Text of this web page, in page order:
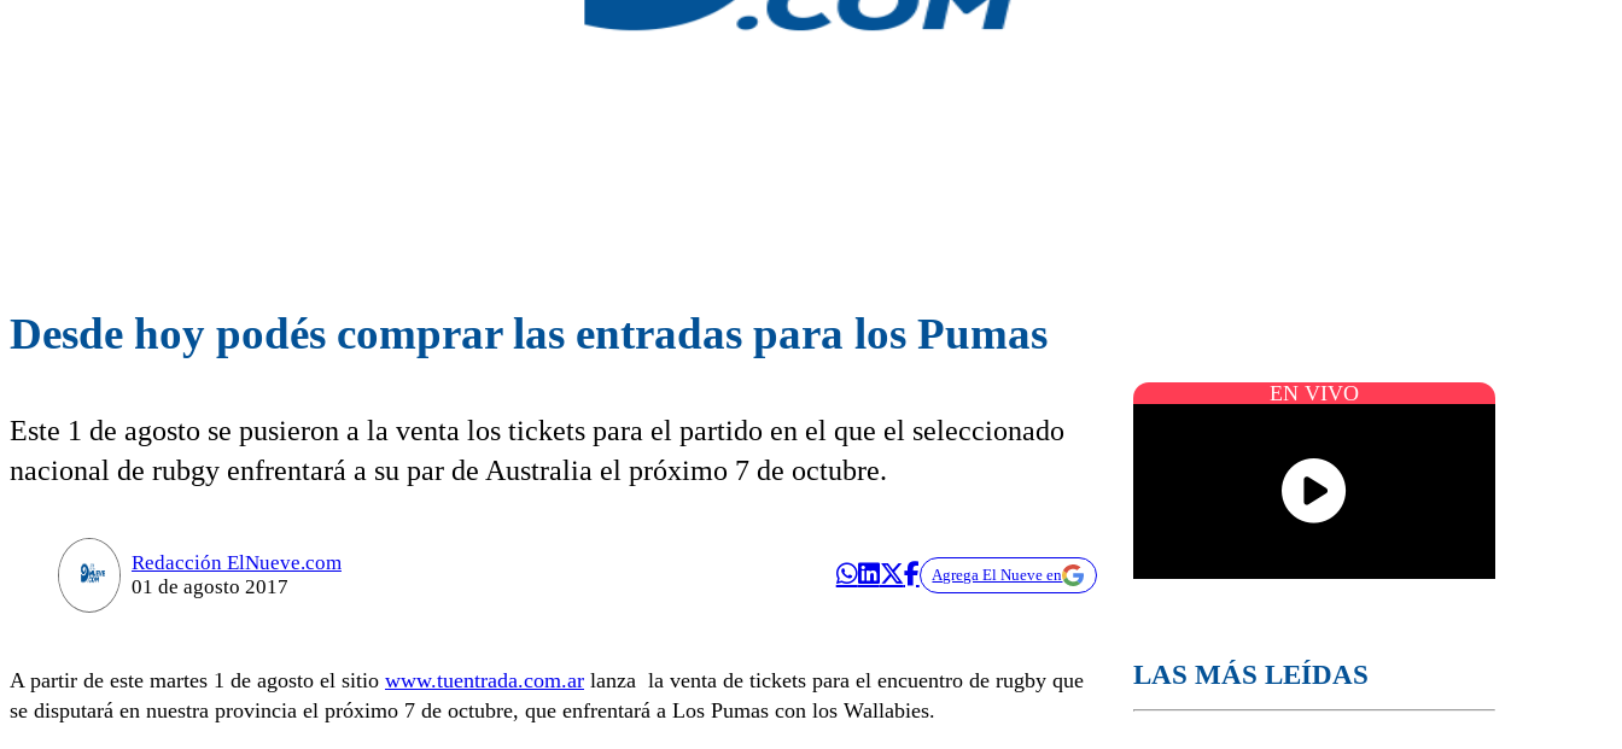
Desde hoy podés comprar las entradas para los Pumas
Este 1 de agosto se pusieron a la venta los tickets para el partido en el que el seleccionado
nacional de rubgy enfrentará a su par de Australia el próximo 7 de octubre.
Redacción ElNueve.com
01 de agosto 2017
Agrega El Nueve en
A partir de este martes 1 de agosto el sitio www.tuentrada.com.ar lanza la venta de tickets para el encuentro de rugby que
se disputará en nuestra provincia el próximo 7 de octubre, que enfrentará a Los Pumas con los Wallabies.
EN VIVO
LAS MÁS LEÍDAS